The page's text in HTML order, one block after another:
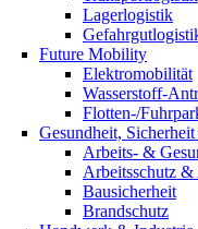
Lagerlogistik
Future Mobility
Elektromobilität
Wasserstoff-
Flotten-/
Gesundheit,
Arbeits- &
Arbeitsschutz &
Bausicherheit
Brandschutz